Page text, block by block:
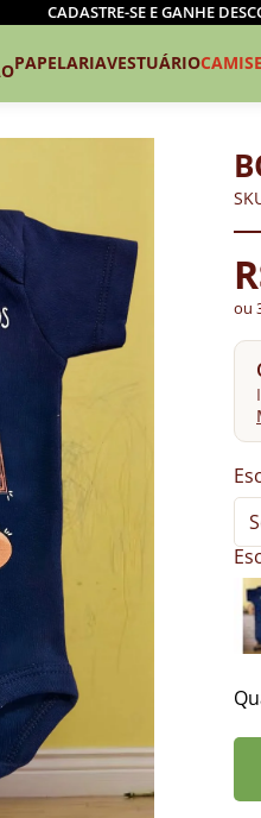
CADASTRE-SE E GANHE
PAPELARIAVESTUÁRIO
ou